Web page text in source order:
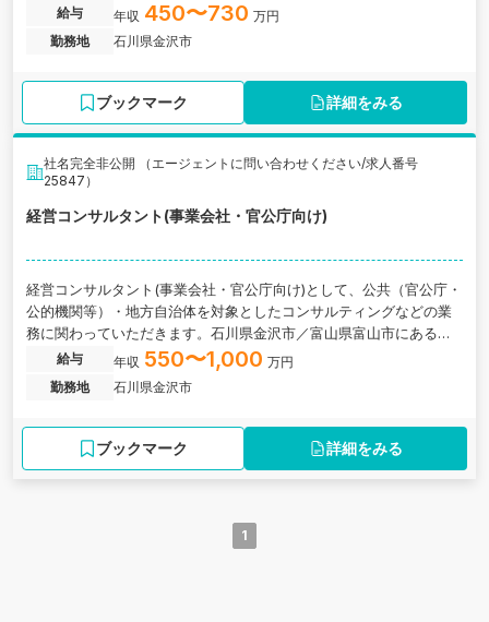
度化する経営課題を解決するコンサルティング企業の求人です。
給与 年収 450〜730 万円
勤務地
石川県金沢市
ブックマーク 詳細をみる
社名完全非公開 （エージェントに問い合わせください/求人番号
25847）
経営コンサルタント(事業会社・官公庁向け)
経営コンサルタント(事業会社・官公庁向け)として、公共（官公庁・
公的機関等）・地方自治体を対象としたコンサルティングなどの業
務に関わっていただきます。石川県金沢市／富山県富山市にある監
査法人の求人です。
給与 年収 550〜1,000 万円
勤務地
石川県金沢市
ブックマーク 詳細をみる
1